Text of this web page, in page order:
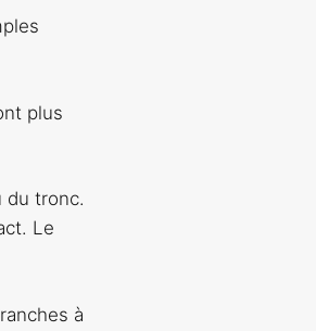
plus
du tronc.
Le
à